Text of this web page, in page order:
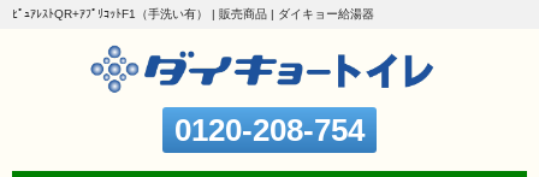
ﾋﾟｭｱﾚｽﾄQR+ｱﾌﾟﾘｺｯﾄF1（手洗い有） | 販売商品 | ダイキョー給湯器
0120-208-754